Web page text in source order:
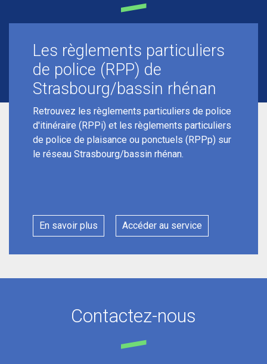
Les règlements particuliers
de police (RPP) de
Strasbourg/bassin rhénan
Retrouvez les règlements particuliers de police
d'itinéraire (RPPi) et les règlements particuliers
de police de plaisance ou ponctuels (RPPp) sur
le réseau Strasbourg/bassin rhénan.
En savoir plus Accéder au service
Contactez-nous